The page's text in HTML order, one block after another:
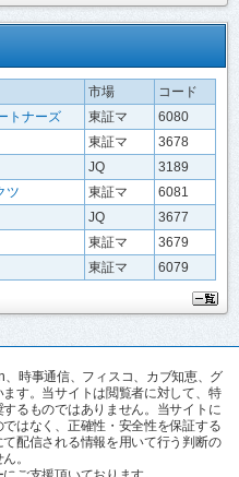
市場
コード
トナーズ 東証マ
6080
東証マ
3678
JQ
3189
ツ 東証マ
6081
JQ
3677
東証マ
3679
東証マ 6079
時事通信、フィスコ、カブ知恵、グ
す。当サイトは閲覧者に対して、特
るものではありません。当サイトに
はなく、正確性・安全性を保証する
配信される情報を用いて行う判断の
。